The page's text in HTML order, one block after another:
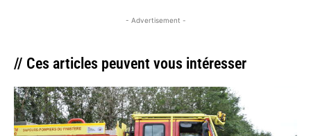
- Advertisement -
// Ces articles peuvent vous intéresser